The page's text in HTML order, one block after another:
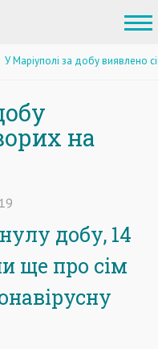
У Маріуполі за добу виявлено
на
добу, 14
ще про сім